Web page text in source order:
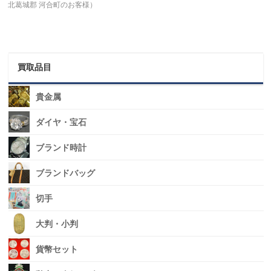
北葛城郡 河合町のお客様）
買取品目
貴金属
ダイヤ・宝石
ブランド時計
ブランドバッグ
切手
大判・小判
貨幣セット